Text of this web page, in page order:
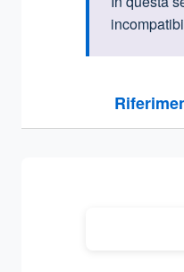
Sezione